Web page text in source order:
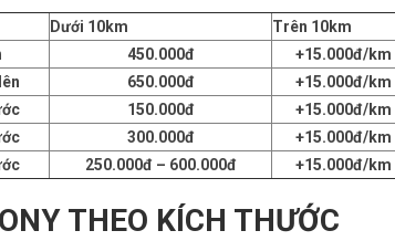
Dưới 10km
Trên 10km
450.000đ
+15.000đ/km
650.000đ
+15.000đ/km
150.000đ
+15.000đ/km
300.000đ
+15.000đ/km
250.000đ – 600.000đ +15.000đ/km
THEO KÍCH THƯỚC